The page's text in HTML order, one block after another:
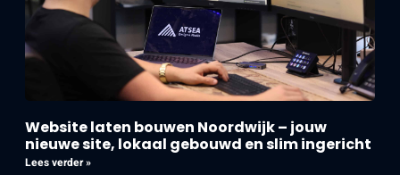
Website laten bouwen Noordwijk – jouw
nieuwe site, lokaal gebouwd en slim ingericht
Lees verder »